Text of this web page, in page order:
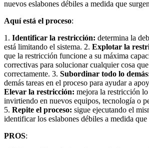
nuevos eslabones débiles a medida que
Aquí está el proceso:
1. Identificar la restricción: determina la
está limitando el sistema. 2. Explotar la
que la restricción funcione a su máxima
correctivas para solucionar cualquier cosa
correctamente. 3. Subordinar todo lo
demás tareas en el proceso para ayudar a
Elevar la restricción: mejora la restricción
invirtiendo en nuevos equipos, tecnología o
5. Repite el proceso: sigue ejecutando el
identificar los eslabones débiles a medida que
PROS: